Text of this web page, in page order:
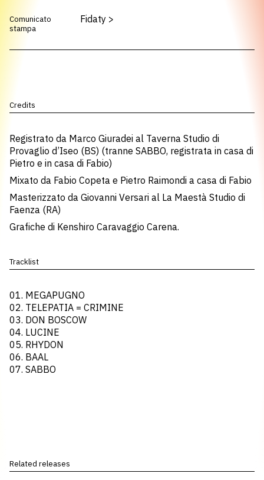
Comunicato
stampa
Fidaty >
Credits
Registrato da Marco Giuradei al Taverna Studio di
Provaglio d’Iseo (BS) (tranne SABBO, registrata in casa di
Pietro e in casa di Fabio)
Mixato da Fabio Copeta e Pietro Raimondi a casa di Fabio
Masterizzato da Giovanni Versari al La Maestà Studio di
Faenza (RA)
Grafiche di Kenshiro Caravaggio Carena.
Tracklist
01. MEGAPUGNO
02. TELEPATIA = CRIMINE
03. DON BOSCOW
04. LUCINE
05. RHYDON
06. BAAL
07. SABBO
Related releases